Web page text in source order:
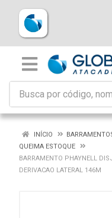
INÍCIO
QUEIMA ESTOQUE
BARRAMENTO PHAYNELL
DERIVACAO LATERAL 146M